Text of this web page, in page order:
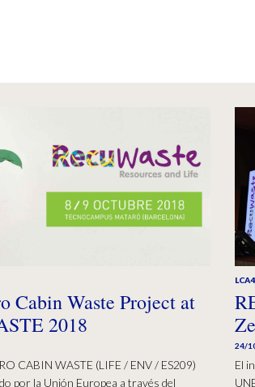
Cabin Waste Project at
2018
CABIN WASTE (LIFE / ENV / ES209)
por la Unión Europea a través del
24/
El